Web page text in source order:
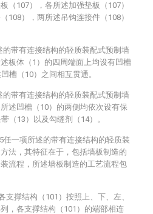
（107），各所述加强垫板（107）
108），两所述吊钩连接件（108）
的带有连接结构的轻质装配式预制墙
板体（1）的四周端面上均设有凹槽
槽（10）之间相互贯通。
的带有连接结构的轻质装配式预制墙
述凹槽（10）的两侧均依次设有保
（13）以及勾缝剂（14）。
任一项所述的带有连接结构的轻质装
法，其特征在于，包括墙板制造的
流程，所述墙板制造的工艺流程包
支撑结构（101）按照上、下、左、
，各支撑结构（101）的端部相连